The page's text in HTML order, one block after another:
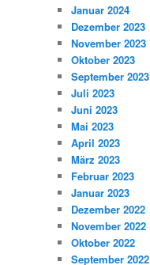
Januar 2024
Dezember 2023
November 2023
Oktober 2023
September 2023
Juli 2023
Juni 2023
Mai 2023
April 2023
März 2023
Februar 2023
Januar 2023
Dezember 2022
November 2022
Oktober 2022
September 2022